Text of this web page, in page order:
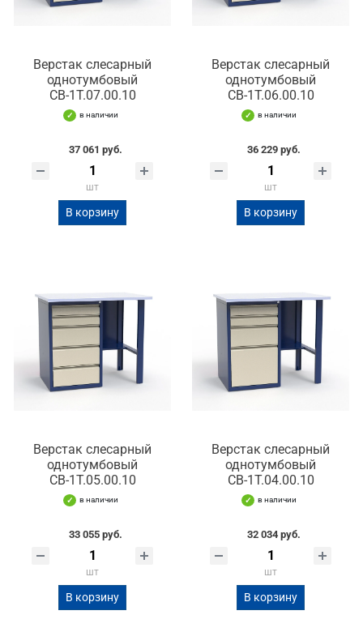
Верстак слесарный
однотумбовый
СВ-1Т.07.00.10
в наличии
37 061 руб.
шт
В корзину
Верстак слесарный
однотумбовый
СВ-1Т.06.00.10
в наличии
36 229 руб.
шт
В корзину
Верстак слесарный
однотумбовый
СВ-1Т.05.00.10
в наличии
33 055 руб.
шт
В корзину
Верстак слесарный
однотумбовый
СВ-1Т.04.00.10
в наличии
32 034 руб.
шт
В корзину